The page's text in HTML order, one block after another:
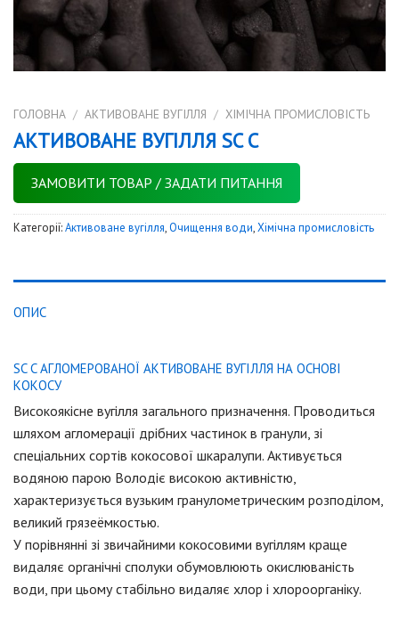
ГОЛОВНА / АКТИВОВАНЕ ВУГІЛЛЯ / ХІМІЧНА ПРОМИСЛОВІСТЬ
АКТИВОВАНЕ ВУГІЛЛЯ SC C
ЗАМОВИТИ ТОВАР / ЗАДАТИ ПИТАННЯ
Категорії:Активоване вугілля,Очищення води,Хімічна промисловість
ОПИС
SC C АГЛОМЕРОВАНОЇ АКТИВОВАНЕ ВУГІЛЛЯ НА ОСНОВІ
КОКОСУ
Високоякісне вугілля загального призначення. Проводиться
шляхом агломерації дрібних частинок в гранули, зі
спеціальних сортів кокосової шкаралупи. Активується
водяною парою Володіє високою активністю,
характеризується вузьким гранулометрическим розподілом,
великий грязеёмкостью.
У порівнянні зі звичайними кокосовими вугіллям краще
видаляє органічні сполуки обумовлюють окислюваність
води, при цьому стабільно видаляє хлор і хлороорганіку.